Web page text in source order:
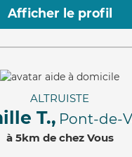
Afficher le profil
ALTRUISTE
T., Pont-de-
à 5km de chez Vous